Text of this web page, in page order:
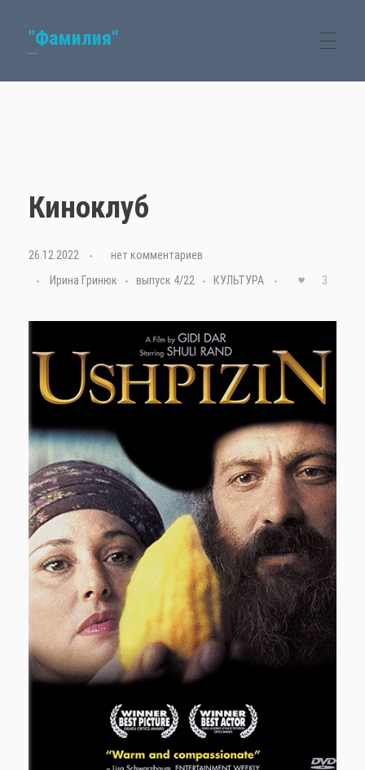
"Фамилия"
Киноклуб
26.12.2022
нет комментариев
Ирина Гринюк
выпуск 4/22 КУЛЬТУРА 3